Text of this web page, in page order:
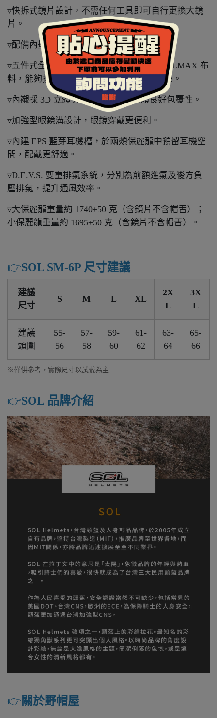
▿快拆式鏡片設計，不需任何工具即可自行更換大鏡
片。
▿配備內墨片，同樣採用抗 UV400 鏡片。
▿五件式全可拆內襯，採用奈米竹炭與 COOLMAX 布
料，能夠排除體表溼氣熱氣，保持涼爽乾燥。
▿內襯採 3D 立體剪裁設計，提供臉頰良好包覆性。
▿加強型眼鏡溝設計，眼鏡穿戴更便利。
▿內建 EPS 藍芽耳機槽，於兩頰保麗龍中預留耳機空
間，配戴更舒適。
▿D.E.V.S. 雙重排氣系統，分別為前額進氣及後方負
壓排氣，提升通風效率。
▿大保麗龍重量約 1740±50 克（含鏡片不含帽舌）；
小保麗龍重量約 1695±50 克（含鏡片不含帽舌）。
👉️SOL SM-6P 尺寸建議
建議
尺寸
S M L XL
2X
L
3X
L
建議
頭圍
55-
56
57-
58
59-
60
61-
62
63-
64
65-
66
※僅供參考，實際尺寸以試戴為主
👉️SOL 品牌介紹
👉️ 關於野帽屋